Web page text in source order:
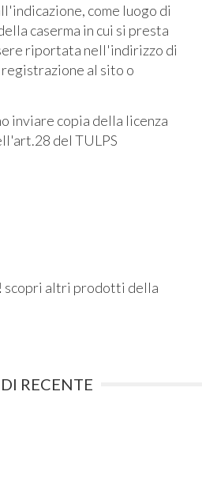
come luogo di
caserma in cui si presta
riportata nell'indirizzo di
al sito o
inviare copia della licenza
del TULPS
scopri altri prodotti della
RECENTE